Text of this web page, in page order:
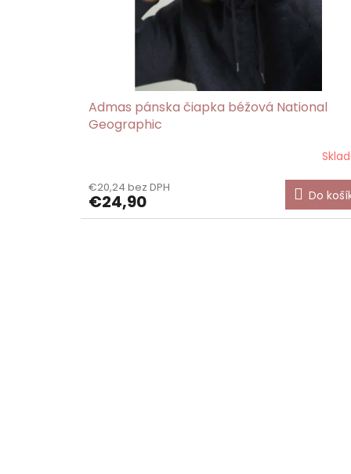
Admas pánska čiapka béžová National
Geographic
€20,24 bez DPH
€24,90 Do